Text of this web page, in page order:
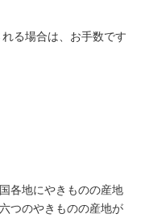
る場合は、お手数です
各地にやきものの産地
つのやきものの産地が